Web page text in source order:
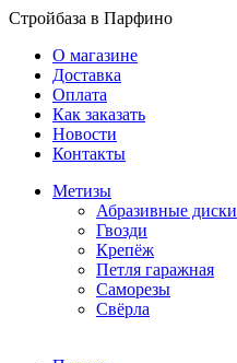
Стройбаза в Парфино
О магазине
Доставка
Оплата
Как заказать
Новости
Контакты
Метизы
Абразивные диски
Гвозди
Крепёж
Петля гаражная
Саморезы
Свёрла